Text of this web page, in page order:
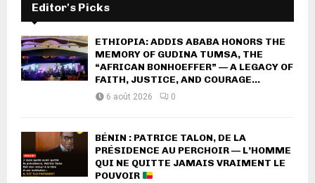
Editor's Picks
ETHIOPIA: ADDIS ABABA HONORS THE
MEMORY OF GUDINA TUMSA, THE
“AFRICAN BONHOEFFER” — A LEGACY OF
FAITH, JUSTICE, AND COURAGE...
6 août 2026 0
BÉNIN : PATRICE TALON, DE LA
PRÉSIDENCE AU PERCHOIR — L’HOMME
QUI NE QUITTE JAMAIS VRAIMENT LE
POUVOIR